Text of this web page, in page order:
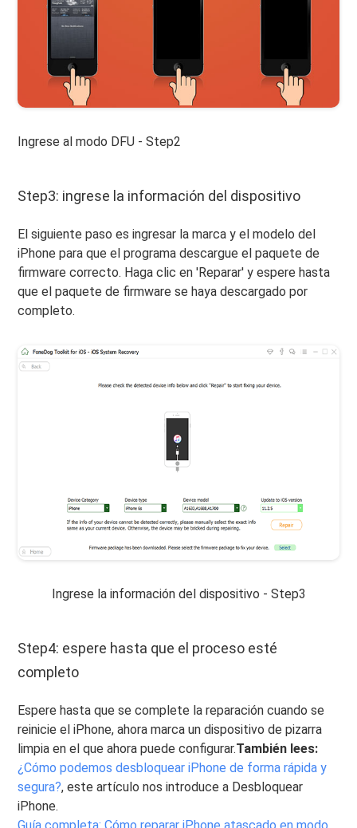
Ingrese al modo DFU - Step2
Step3: ingrese la información del dispositivo
El siguiente paso es ingresar la marca y el modelo del
iPhone para que el programa descargue el paquete de
firmware correcto. Haga clic en 'Reparar' y espere hasta
que el paquete de firmware se haya descargado por
completo.
Ingrese la información del dispositivo - Step3
Step4: espere hasta que el proceso esté
completo
Espere hasta que se complete la reparación cuando se
reinicie el iPhone, ahora marca un dispositivo de pizarra
limpia en el que ahora puede configurar.También lees:
¿Cómo podemos desbloquear iPhone de forma rápida y
segura?, este artículo nos introduce a Desbloquear
iPhone.